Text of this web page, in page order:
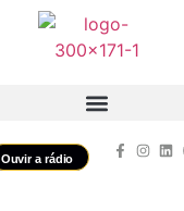
Ouvir a rádio